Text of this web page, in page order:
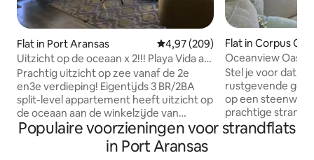
Flat in Port Aransas Gemiddelde beoordeling van
4,97 (209)
Uitzicht op de oceaan x 2!!! Playa Vida at
Coral Cay
Prachtig uitzicht op zee vanaf de 2e
en3e verdieping! Eigentijds 3 BR/2BA
split-level appartement heeft uitzicht op
de oceaan aan de winkelzijde van
Master PLUS LR/Kitchen met ruime
balkons op beide verdiepingen. Op een
steenworp afstand van het strand met
Flat in Corpus
Oceanview Oasis
Stel je voor dat
rustgevende
op een
prachtige strand
gedoe achter -
lange
Populaire voorzieningen voor strandflats
in Port Aransas